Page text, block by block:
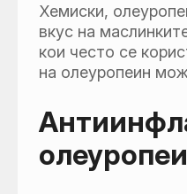
Хемиски,
вкус на
кои често се
на олеуропеин